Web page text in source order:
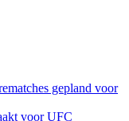
gepland voor
voor UFC